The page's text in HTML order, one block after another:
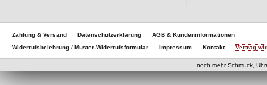
Zahlung & Versand Datenschutzerklärung
AGB & Kundeninformationen
Widerrufsbelehrung / Muster-Widerrufsformular
Impressum Kontakt Vertrag
noch mehr Schmuck,